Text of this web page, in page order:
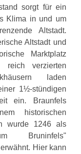
sorgt für ein
Klima in und um
Altstadt.
Altstadt und
Marktplatz
reich verzierten
laden
1½-stündigen
ein. Braunfels
historischen
wurde 1246 als
Bruninfels"
Hier kann